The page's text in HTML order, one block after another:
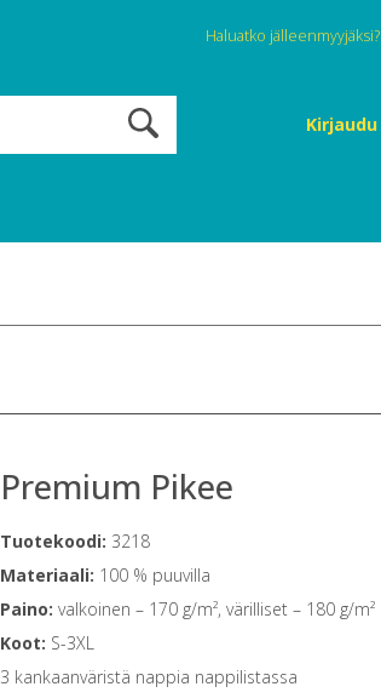
Haluatko jälleenmyyjäksi?
Kirjaudu
Premium Pikee
Tuotekoodi: 3218
Materiaali: 100 % puuvilla
Paino: valkoinen – 170 g/m², värilliset – 180 g/m²
Koot: S-3XL
3 kankaanväristä nappia nappilistassa